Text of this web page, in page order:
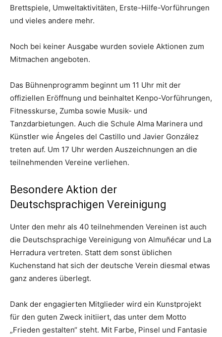
Brettspiele, Umweltaktivitäten, Erste-Hilfe-Vorführungen
und vieles andere mehr.
Noch bei keiner Ausgabe wurden soviele Aktionen zum
Mitmachen angeboten.
Das Bühnenprogramm beginnt um 11 Uhr mit der
offiziellen Eröffnung und beinhaltet Kenpo-Vorführungen,
Fitnesskurse, Zumba sowie Musik- und
Tanzdarbietungen. Auch die Schule Alma Marinera und
Künstler wie Ángeles del Castillo und Javier González
treten auf. Um 17 Uhr werden Auszeichnungen an die
teilnehmenden Vereine verliehen.
Besondere Aktion der
Deutschsprachigen Vereinigung
Unter den mehr als 40 teilnehmenden Vereinen ist auch
die Deutschsprachige Vereinigung von Almuñécar und La
Herradura vertreten. Statt dem sonst üblichen
Kuchenstand hat sich der deutsche Verein diesmal etwas
ganz anderes überlegt.
Dank der engagierten Mitglieder wird ein Kunstprojekt
für den guten Zweck initiiert, das unter dem Motto
„Frieden gestalten“ steht. Mit Farbe, Pinsel und Fantasie